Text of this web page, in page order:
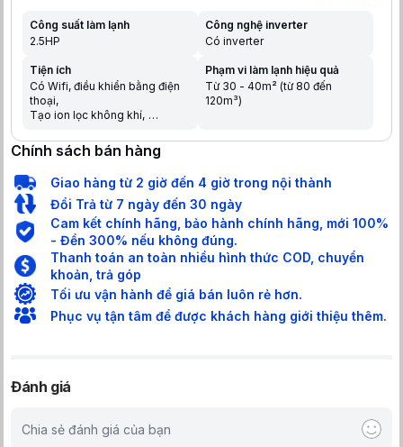
Công suất làm lạnh
2.5HP
Công nghệ inverter
Có inverter
Tiện ích
Có Wifi, điều khiển bằng điện
thoại
Tạo ion lọc không khí
Chế độ ngủ đêm tránh buốt
Tự khởi động lại khi có điện
Chức năng tự làm sạch
Chức năng tự chẩn đoán lỗi
Chức năng khóa an toàn cho
trẻ em
Làm lạnh nhanh trong tích tắc
khi mới bật máy
Phạm vi làm lạnh hiệu quả
Từ 30 - 40m² (từ 80 đến
120m³)
Chính sách bán hàng
Giao hàng từ 2 giờ đến 4 giờ trong nội thành
Đổi Trả từ 7 ngày đến 30 ngày
Cam kết chính hãng, bảo hành chính hãng, mới 100%
- Đền 300% nếu không đúng.
Thanh toán an toàn nhiều hình thức COD, chuyển
khoản, trả góp
Tối ưu vận hành để giá bán luôn rẻ hơn.
Phục vụ tận tâm để được khách hàng giới thiệu thêm.
Đánh giá
Chia sẻ đánh giá của bạn